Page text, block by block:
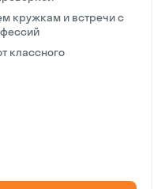
кружкам и встречи с
классного